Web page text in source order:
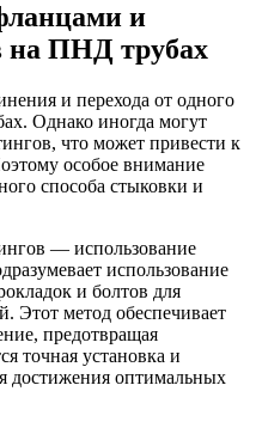
и
на ПНД трубах
и перехода от одного
Однако иногда могут
что может привести к
особое внимание
способа стыковки и
— использование
использование
и болтов для
Этот метод обеспечивает
предотвращая
точная установка и
достижения оптимальных